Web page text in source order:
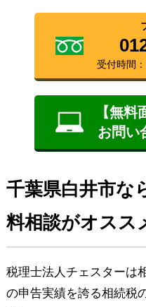
受付時間
【無
お問い
千葉県白井市な
料相談がオスス
税理士法人チェスターは
の申告実績を誇る相続税